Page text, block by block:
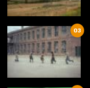
03